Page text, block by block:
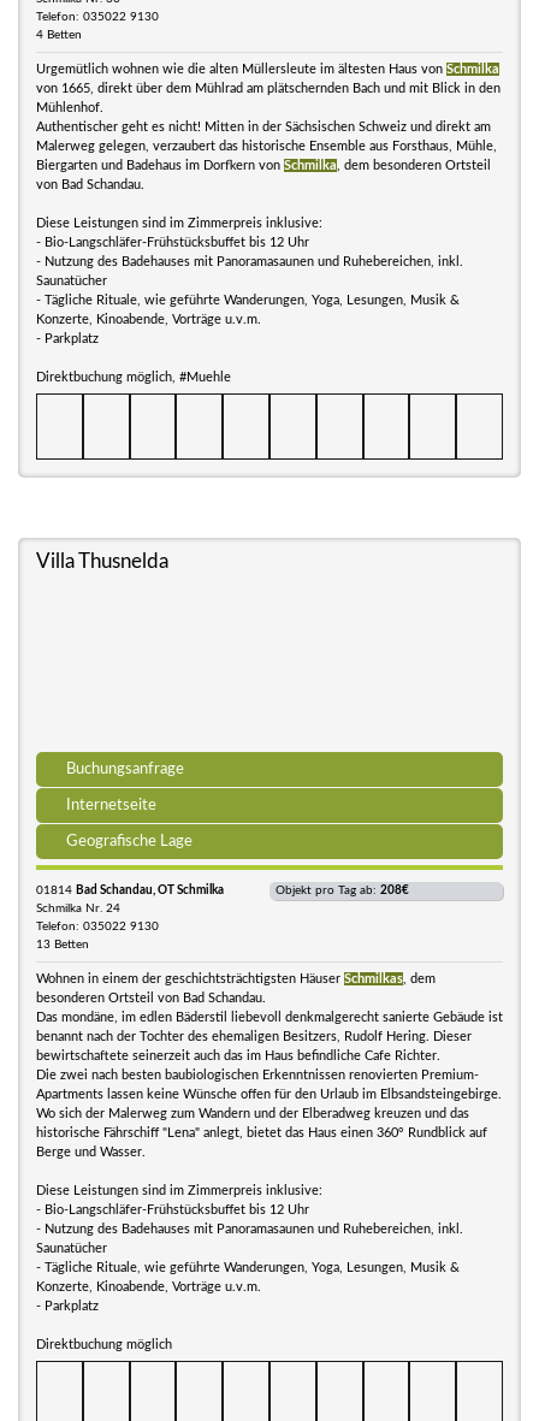
Telefon: 035022 9130
4 Betten
Urgemütlich wohnen wie die alten Müllersleute im ältesten Haus von Schmilka
von 1665, direkt über dem Mühlrad am plätschernden Bach und mit Blick in den
Mühlenhof.
Authentischer geht es nicht! Mitten in der Sächsischen Schweiz und direkt am
Malerweg gelegen, verzaubert das historische Ensemble aus Forsthaus, Mühle,
Biergarten und Badehaus im Dorfkern von Schmilka , dem besonderen Ortsteil
von Bad Schandau.
Diese Leistungen sind im Zimmerpreis inklusive:
- Bio-Langschläfer-Frühstücksbuffet bis 12 Uhr
- Nutzung des Badehauses mit Panoramasaunen und Ruhebereichen, inkl.
Saunatücher
- Tägliche Rituale, wie geführte Wanderungen, Yoga, Lesungen, Musik &
Konzerte, Kinoabende, Vorträge u.v.m.
- Parkplatz
Direktbuchung möglich, #Muehle
Villa Thusnelda
Buchungsanfrage
Internetseite
Geografische Lage
01814 Bad Schandau, OT Schmilka
Schmilka Nr. 24
Telefon: 035022 9130
13 Betten
Objekt pro Tag ab: 208€
Wohnen in einem der geschichtsträchtigsten Häuser Schmilkas , dem
besonderen Ortsteil von Bad Schandau.
Das mondäne, im edlen Bäderstil liebevoll denkmalgerecht sanierte Gebäude ist
benannt nach der Tochter des ehemaligen Besitzers, Rudolf Hering. Dieser
bewirtschaftete seinerzeit auch das im Haus befindliche Cafe Richter.
Die zwei nach besten baubiologischen Erkenntnissen renovierten Premium-
Apartments lassen keine Wünsche offen für den Urlaub im Elbsandsteingebirge.
Wo sich der Malerweg zum Wandern und der Elberadweg kreuzen und das
historische Fährschiff "Lena" anlegt, bietet das Haus einen 360° Rundblick auf
Berge und Wasser.
Diese Leistungen sind im Zimmerpreis inklusive:
- Bio-Langschläfer-Frühstücksbuffet bis 12 Uhr
- Nutzung des Badehauses mit Panoramasaunen und Ruhebereichen, inkl.
Saunatücher
- Tägliche Rituale, wie geführte Wanderungen, Yoga, Lesungen, Musik &
Konzerte, Kinoabende, Vorträge u.v.m.
- Parkplatz
Direktbuchung möglich